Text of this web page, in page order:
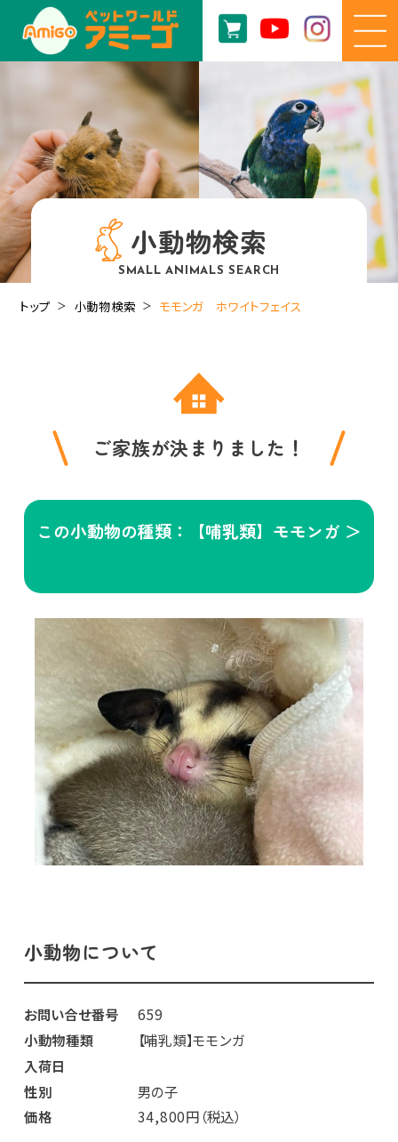
小動物検索
SMALL ANIMALS SEARCH
トップ 小動物検索 モモンガ ホワイトフェイス
ご家族が決まりました！
この小動物の種類：【哺乳類】モモンガ ＞
小動物について
お問い合せ番号
659
小動物種類
【哺乳類】モモンガ
入荷日
性別
男の子
価格
34,800円（税込）